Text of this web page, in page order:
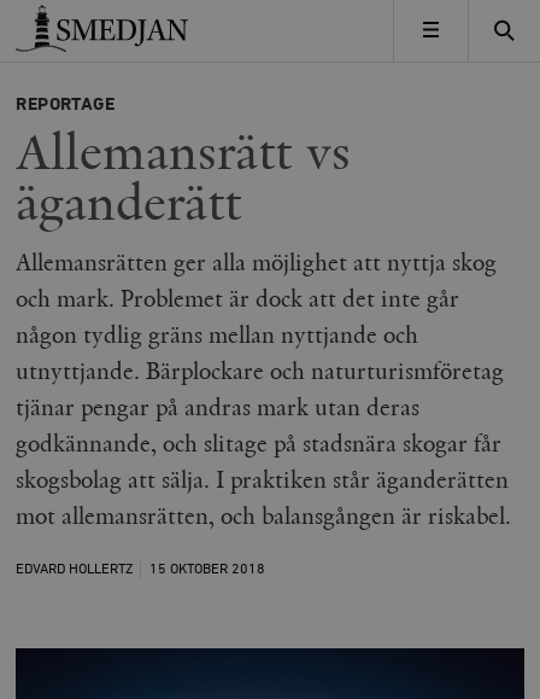
Timbro
MENY
REPORTAGE
Allemansrätt vs
äganderätt
Allemansrätten ger alla möjlighet att nyttja skog
och mark. Problemet är dock att det inte går
någon tydlig gräns mellan nyttjande och
utnyttjande. Bärplockare och naturturismföretag
tjänar pengar på andras mark utan deras
godkännande, och slitage på stadsnära skogar får
skogsbolag att sälja. I praktiken står äganderätten
mot allemansrätten, och balansgången är riskabel.
EDVARD HOLLERTZ 15 OKTOBER 2018